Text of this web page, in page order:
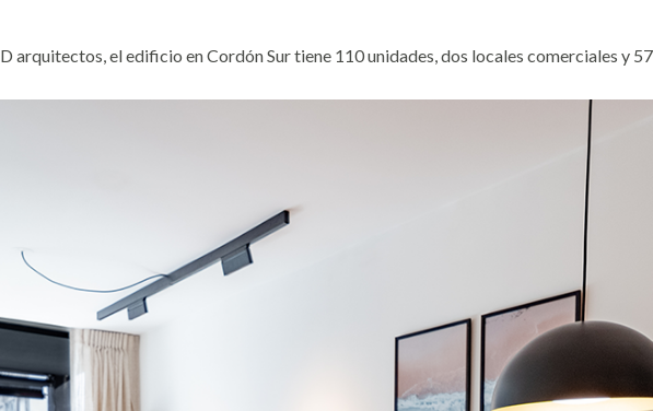
arquitectos, el edificio en Cordón Sur tiene 110 unidades, dos locales comerciales y